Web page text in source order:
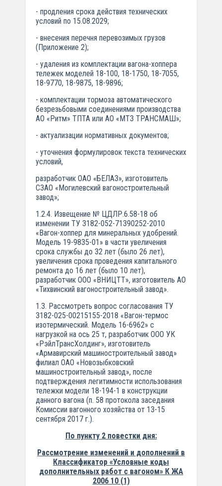
- продления срока действия технических
условий по 15.08.2029;
- внесения перечня перевозимых грузов
(Приложение 2);
- удаления из комплектации вагона-хоппера
тележек моделей 18-100, 18-1750, 18-7055,
18-9770, 18-9875, 18-9896;
- комплектации тормоза автоматического
безрезьбовыми соединениями производства
АО «Ритм» ТПТА или АО «МТЗ ТРАНСМАШ»;
- актуализации нормативных документов;
- уточнения формулировок текста технических
условий,
разработчик ОАО «БЕЛАЗ», изготовитель
СЗАО «Могилевский вагоностроительный
завод»;
1.2.4. Извещение № ЦДЛР.6.58-18 об
изменении ТУ 3182-052-71390252-2010
«Вагон-хоппер для минеральных удобрений.
Модель 19-9835-01» в части увеличения
срока службы до 32 лет (было 26 лет),
увеличения срока проведения капитального
ремонта до 16 лет (было 10 лет),
разработчик ООО «ВНИЦТТ», изготовитель АО
«Тихвинский вагоностроительный завод».
1.3. Рассмотреть вопрос согласования ТУ
3182-025-00215155-2018 «Вагон-термос
изотермический. Модель 16-6962» с
нагрузкой на ось 25 т, разработчик ООО УК
«РэйлТрансХолдинг», изготовитель
«Армавирский машиностроительный завод»
филиал ОАО «Новозыбковский
машиностроительный завод», после
подтверждения легитимности использования
тележки модели 18-194-1 в конструкции
данного вагона (п. 58 протокола заседания
Комиссии вагонного хозяйства от 13-15
сентября 2017 г.).
По пункту 2 повестки дня:
Рассмотрение изменений и дополнений в
Классификатор «Условные коды
дополнительных работ с вагоном» К ЖА
2006 10 (1)